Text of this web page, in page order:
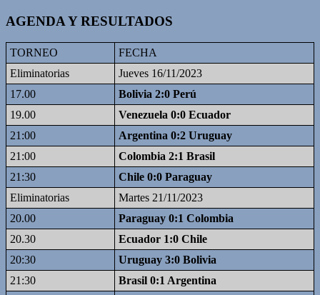
AGENDA Y RESULTADOS
TORNEO
FECHA
Eliminatorias
Jueves 16/11/2023
17.00
Bolivia 2:0 Perú
19.00
Venezuela 0:0 Ecuador
21:00
Argentina 0:2 Uruguay
21:00
Colombia 2:1 Brasil
21:30
Chile 0:0 Paraguay
Eliminatorias
Martes 21/11/2023
20.00
Paraguay 0:1 Colombia
20.30
Ecuador 1:0 Chile
20:30
Uruguay 3:0 Bolivia
21:30
Brasil 0:1 Argentina